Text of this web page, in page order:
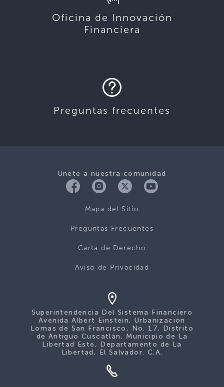
Oficina de Innovación
Financiera
Preguntas frecuentes
Únete a nuestra comunidad
Mapa del Sitio
Preguntas Frecuentes
Carta de Derecho
Aviso de Privacidad
Superintendencia Del Sistema Financiero
Avenida Albert Einstein, Urbanización
Lomas de San Francisco, No. 17, Distrito
de Antiguo Cuscatlán, Municipio de La
Libertad Este, Departamento de La
Libertad, El Salvador. C.A.